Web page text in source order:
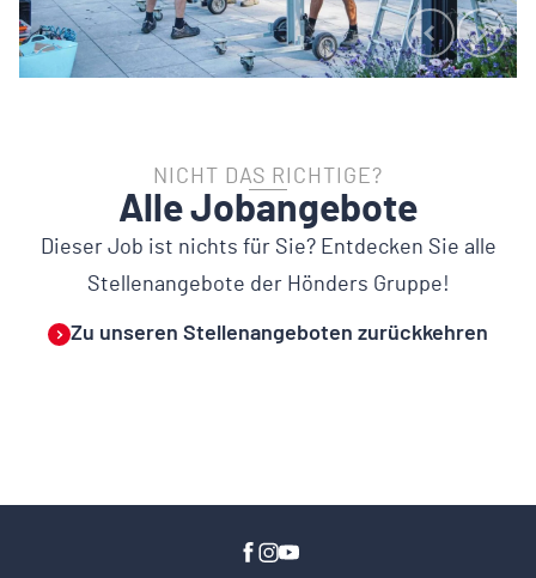
NICHT DAS RICHTIGE?
Alle Jobangebote
Dieser Job ist nichts für Sie? Entdecken Sie alle
Stellenangebote der Hönders Gruppe!
Zu unseren Stellenangeboten zurückkehren